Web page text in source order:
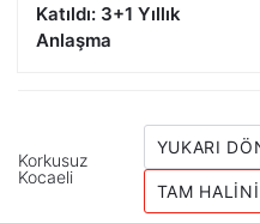
Katıldı: 3+1 Yıllık
Anlaşma
Korkusuz
Kocaeli
YUKARI
TAM